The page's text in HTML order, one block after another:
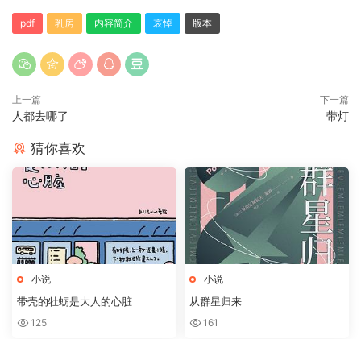
pdf 乳房 内容简介 哀悼 版本
上一篇
人都去哪了
下一篇
带灯
猜你喜欢
小说
带壳的牡蛎是大人的心脏
125
小说
从群星归来
161